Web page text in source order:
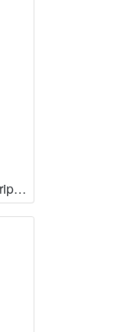
Kardinal : i druge pripovijetke / Ivan Aralica ; pogovor Antun Pavešković